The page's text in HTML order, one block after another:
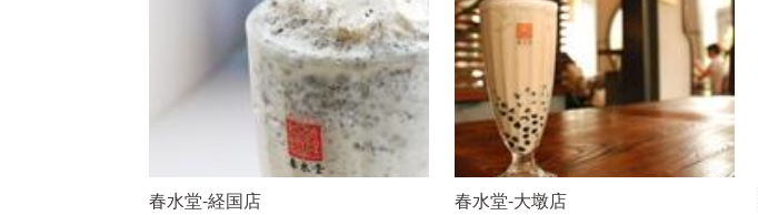
春水堂-経国店 春水堂-大墩店